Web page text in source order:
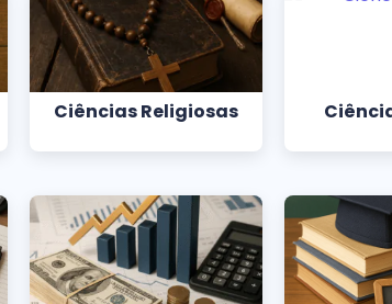
Ciências Religiosas